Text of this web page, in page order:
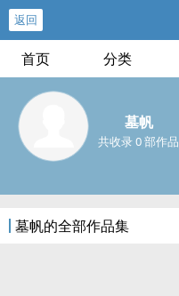
返回
首页 分类
墓帆
共收录 0 部作品
墓帆的全部作品集